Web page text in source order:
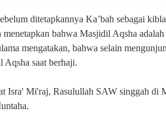
ditetapkannya Ka’bah sebagai
menetapkan bahwa Masjidil Aqsha
mengatakan, bahwa selain
Aqsha saat berhaji.
Isra' Mi'raj, Rasulullah SAW singgah di